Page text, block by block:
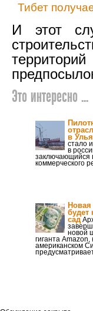
Тибет
И этот
Это интересно ...
в
стало
в
заключающийся
коммерческого
будет
сад
новой
гиганта
американском